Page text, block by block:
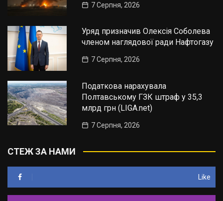
7 Серпня, 2026
Уряд призначив Олексія Соболева
членом наглядової ради Нафтогазу
7 Серпня, 2026
Податкова нарахувала
Полтавському ГЗК штраф у 35,3
млрд грн (LIGA.net)
7 Серпня, 2026
СТЕЖ ЗА НАМИ
Like